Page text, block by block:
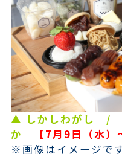
▲ しかしわがし /
か
【7月9日（水）
※画像はイメージです